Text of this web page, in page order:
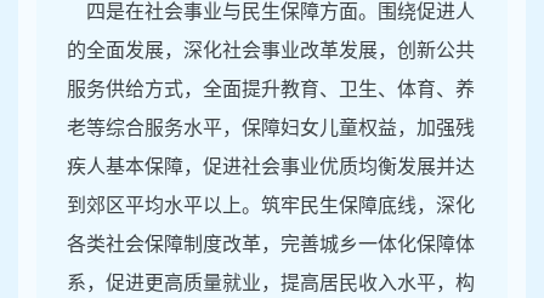
四是在社会事业与民生保障方面。围绕促进人
的全面发展，深化社会事业改革发展，创新公共
服务供给方式，全面提升教育、卫生、体育、养
老等综合服务水平，保障妇女儿童权益，加强残
疾人基本保障，促进社会事业优质均衡发展并达
到郊区平均水平以上。筑牢民生保障底线，深化
各类社会保障制度改革，完善城乡一体化保障体
系，促进更高质量就业，提高居民收入水平，构